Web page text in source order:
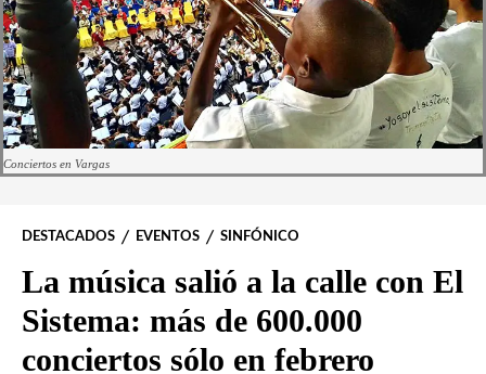
Conciertos en Vargas
DESTACADOS EVENTOS SINFÓNICO
La música salió a la calle con El
Sistema: más de 600.000
conciertos sólo en febrero